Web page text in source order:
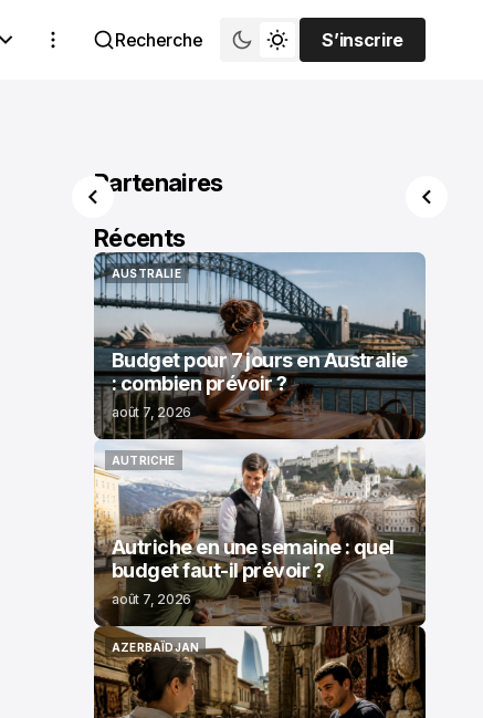
Recherche
S’inscrire
S’inscrire
Partenaires
Récents
AUSTRALIE
AUSTRALIE
Budget pour 7 jours en Australie
: combien prévoir ?
août 7, 2026
AUTRICHE
AUTRICHE
Autriche en une semaine : quel
budget faut-il prévoir ?
août 7, 2026
AZERBAÏDJAN
AZERBAÏDJAN